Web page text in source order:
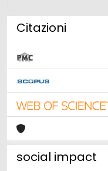
Citazioni
social impact